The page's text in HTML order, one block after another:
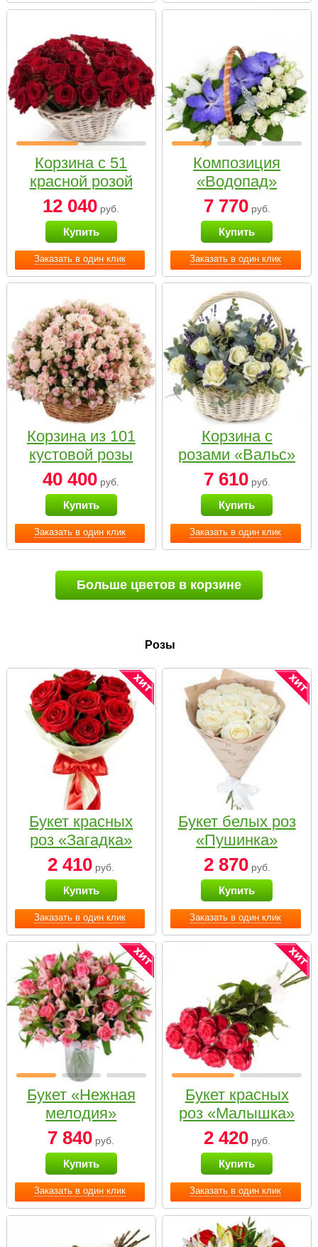
Заказать в один клик
Корзина с 51
красной розой
12 040 руб.
Купить
Заказать в один клик
Композиция
«Водопад»
7 770руб.
Купить
Заказать в один клик
Корзина из 101
кустовой розы
нежных тонов
40 400 руб.
Купить
Заказать в один клик
Корзина с
розами «Вальс»
7 610руб.
Купить
Больше цветов в корзине
Розы
Заказать в один клик
Букет красных
роз «Загадка»
2 410 руб.
Купить
Заказать в один клик
Букет белых роз
«Пушинка»
2 870руб.
Купить
Заказать в один клик
Букет «Нежная
мелодия»
7 840 руб.
Купить
Заказать в один клик
Букет красных
роз «Малышка»
2 420руб.
Купить